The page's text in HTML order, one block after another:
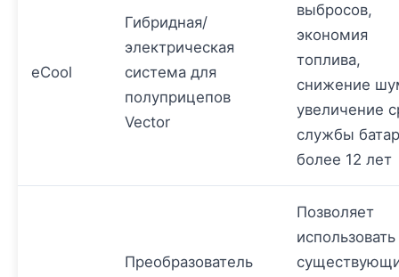
eCool
Гибридная/
электрическая
система для
полуприцепов
Vector
выбросов,
экономия
топлива,
снижение
увеличение
службы
более 12 лет
Преобразователь
Позволяет
использовать